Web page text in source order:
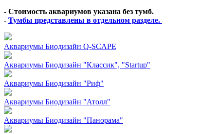
- Стоимость аквариумов указана без тумб.
- Тумбы представлены в отдельном разделе.
Аквариумы Биодизайн Q-SCAPE
Аквариумы Биодизайн "Классик", "Startup"
Аквариумы Биодизайн "Риф"
Аквариумы Биодизайн "Атолл"
Аквариумы Биодизайн "Панорама"